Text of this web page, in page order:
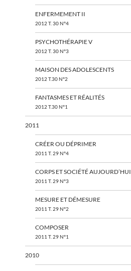
ENFERMEMENT II
2012 T. 30 N°4
PSYCHOTHÉRAPIE V
2012 T. 30 N°3
MAISON DES ADOLESCENTS
2012 T.30 N°2
FANTASMES ET RÉALITÉS
2012 T.30 N°1
2011
CRÉER OU DÉPRIMER
2011 T. 29 N°4
CORPS ET SOCIÉTÉ AUJOURD’HUI
2011 T. 29 N°3
MESURE ET DÉMESURE
2011 T. 29 N°2
COMPOSER
2011 T. 29 N°1
2010